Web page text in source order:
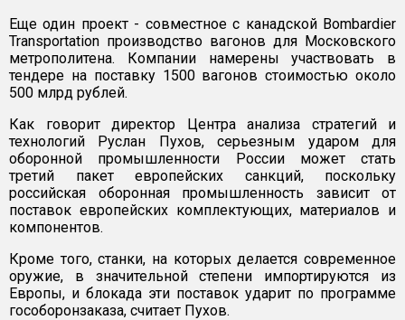
Еще один проект - совместное с канадской Bombardier
Transportation производство вагонов для Московского
метрополитена. Компании намерены участвовать в
тендере на поставку 1500 вагонов стоимостью около
500 млрд рублей.
Как говорит директор Центра анализа стратегий и
технологий Руслан Пухов, серьезным ударом для
оборонной промышленности России может стать
третий пакет европейских санкций, поскольку
российская оборонная промышленность зависит от
поставок европейских комплектующих, материалов и
компонентов.
Кроме того, станки, на которых делается современное
оружие, в значительной степени импортируются из
Европы, и блокада эти поставок ударит по программе
гособоронзаказа, считает Пухов.